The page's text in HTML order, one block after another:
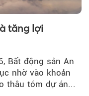
tăng lợi
Bất động sản An
nhờ vào khoản
thâu tóm dự án...